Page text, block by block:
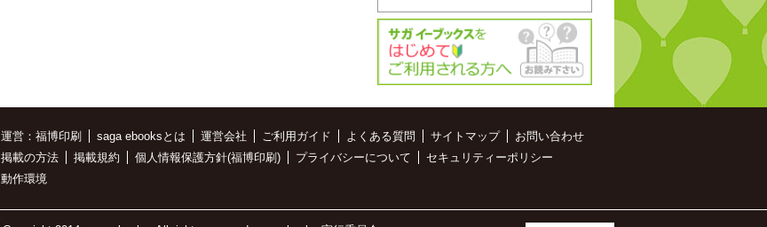
運営：福博印刷 saga ebooksとは 運営会社 ご利用ガイド よくある質問 サイトマップ
お問い合わせ
掲載の方法
掲載規約 個人情報保護方針(福博印刷) プライバシーについて
セキュリティーポリシー
動作環境